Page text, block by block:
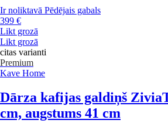
Ir noliktavā Pēdējais gabals
399 €
Likt grozā
Likt grozā
citas varianti
Premium
Kave Home
Dārza kafijas galdiņš Zivia
cm, augstums 41 cm